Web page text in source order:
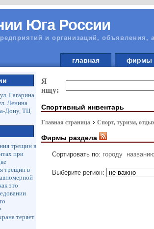
Юга России
и организаций, объявления,
главная
Гагарина
Ленина
Дону, ТЦ
трещин в
при
трещин в
это
теряет
Я
ищу:
Спортивный инвентарь
Главная страница Спорт, туризм,
Фирмы раздела
Сортировать по: городу
Выберите регион: